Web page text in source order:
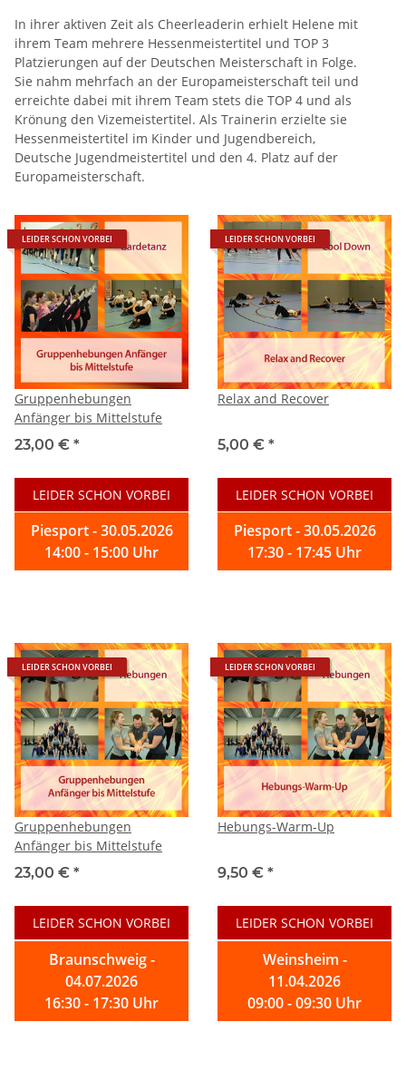
In ihrer aktiven Zeit als Cheerleaderin erhielt Helene mit
ihrem Team mehrere Hessenmeistertitel und TOP 3
Platzierungen auf der Deutschen Meisterschaft in Folge.
Sie nahm mehrfach an der Europameisterschaft teil und
erreichte dabei mit ihrem Team stets die TOP 4 und als
Krönung den Vizemeistertitel. Als Trainerin erzielte sie
Hessenmeistertitel im Kinder und Jugendbereich,
Deutsche Jugendmeistertitel und den 4. Platz auf der
Europameisterschaft.
LEIDER SCHON VORBEI
Gruppenhebungen
Anfänger bis Mittelstufe
23,00 € *
LEIDER SCHON VORBEI
Piesport - 30.05.2026
14:00 - 15:00 Uhr
LEIDER SCHON VORBEI
Relax and Recover
5,00 € *
LEIDER SCHON VORBEI
Piesport - 30.05.2026
17:30 - 17:45 Uhr
LEIDER SCHON VORBEI
Gruppenhebungen
Anfänger bis Mittelstufe
23,00 € *
LEIDER SCHON VORBEI
Braunschweig -
04.07.2026
16:30 - 17:30 Uhr
LEIDER SCHON VORBEI
Hebungs-Warm-Up
9,50 € *
LEIDER SCHON VORBEI
Weinsheim -
11.04.2026
09:00 - 09:30 Uhr